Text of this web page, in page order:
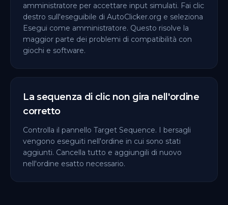
amministratore per accettare input simulati. Fai clic
destro sull'eseguibile di AutoClicker.org e seleziona
Esegui come amministratore. Questo risolve la
maggior parte dei problemi di compatibilità con
giochi e software.
La sequenza di clic non gira nell'ordine
corretto
Controlla il pannello Target Sequence. I bersagli
vengono eseguiti nell'ordine in cui sono stati
aggiunti. Cancella tutto e aggiungili di nuovo
nell'ordine esatto necessario.